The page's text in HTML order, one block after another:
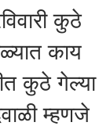
कुठे
काय
कुठे गेल्या
म्हणजे